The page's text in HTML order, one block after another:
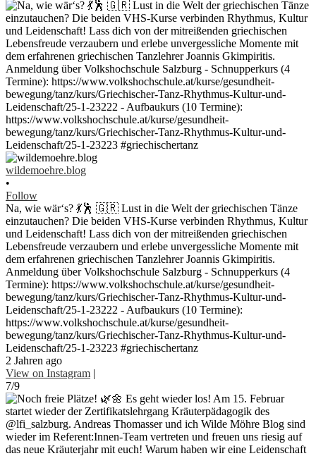
wildemoehre.blog
•
Follow
Na, wie wär‘s? 💃🕺 🇬🇷 Lust in die Welt der griechischen Tänze
einzutauchen? Die beiden VHS-Kurse verbinden Rhythmus, Kultur
und Leidenschaft! Lass dich von der mitreißenden griechischen
Lebensfreude verzaubern und erlebe unvergessliche Momente mit
dem erfahrenen griechischen Tanzlehrer Joannis Gkimpiritis.
Anmeldung über Volkshochschule Salzburg - Schnupperkurs (4
Termine): https://www.volkshochschule.at/kurse/gesundheit-
bewegung/tanz/kurs/Griechischer-Tanz-Rhythmus-Kultur-und-
Leidenschaft/25-1-23222 - Aufbaukurs (10 Termine):
https://www.volkshochschule.at/kurse/gesundheit-
bewegung/tanz/kurs/Griechischer-Tanz-Rhythmus-Kultur-und-
Leidenschaft/25-1-23223 #griechischertanz
2 Jahren ago
View on Instagram |
7/9